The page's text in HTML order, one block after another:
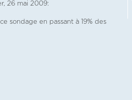
26 mai 2009:
sondage en passant à 19% des